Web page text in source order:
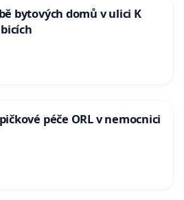
bytových domů v ulici K
péče ORL v nemocnici